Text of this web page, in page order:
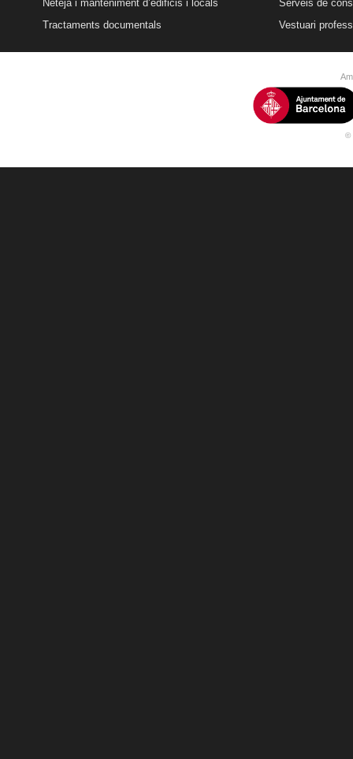
Neteja i manteniment d’edificis i locals
Tractaments documentals
Serveis de
Vestuari
©